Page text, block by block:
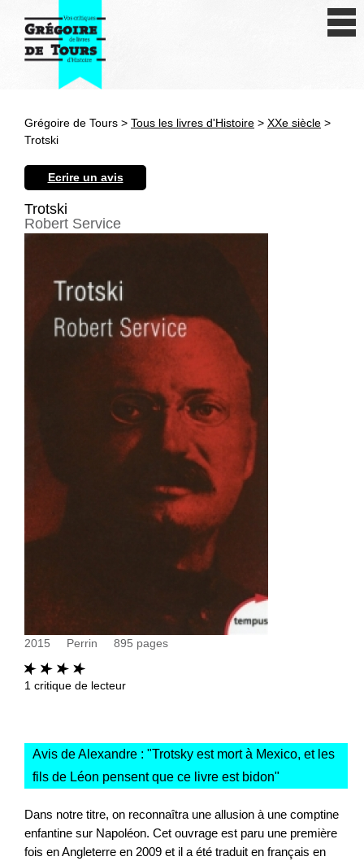
Antiquité
Autres civilisations
Grégoire de Tours > Tous les livres d'Histoire > XXe siècle >
Trotski
Ecrire un avis
Trotski
Robert Service
2015 Perrin 895 pages
1 critique de lecteur
Avis de Alexandre : "Trotsky est mort à Mexico, et les
fils de Léon pensent que ce livre est bidon"
Dans notre titre, on reconnaîtra une allusion à une comptine
enfantine sur Napoléon. Cet ouvrage est paru une première
fois en Angleterre en 2009 et il a été traduit en français en